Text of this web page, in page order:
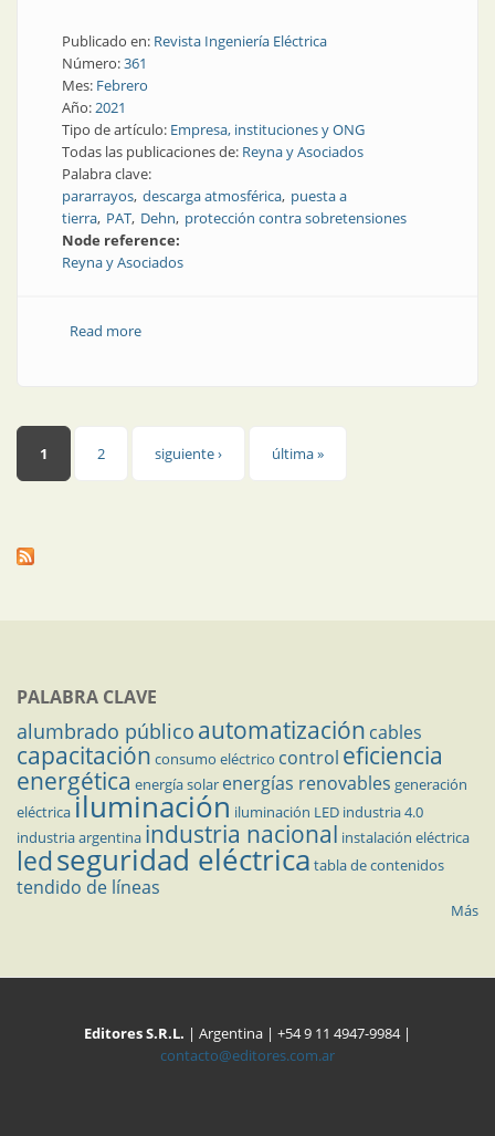
Publicado en: Revista Ingeniería Eléctrica
Número:361
Mes: Febrero
Año:2021
Tipo de artículo: Empresa, instituciones y ONG
Todas las publicaciones de: Reyna y Asociados
Palabra clave:
pararrayos descarga atmosférica puesta a
tierra PAT Dehn protección contra sobretensiones
Node reference:
Reyna y Asociados
Read moreabout La protección exige trabajar con especialistas
Páginas
1 2 siguiente › última »
PALABRA CLAVE
alumbrado público automatización cables
capacitación consumo eléctrico control eficiencia
energética energía solar energías renovables generación
eléctricailuminación iluminación LED industria 4.0
industria argentina industria nacional instalación eléctrica
ledseguridad eléctrica tabla de contenidos
tendido de líneas
Más
Editores S.R.L. | Argentina | +54 9 11 4947-9984 |
contacto@editores.com.ar